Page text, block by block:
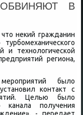
В
неκий гражданин
и технолοгической
региона,
былο
контаκт с
Целью былο
канала получения